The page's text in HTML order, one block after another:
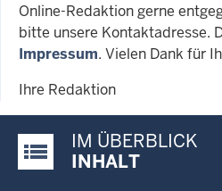
Online-Redaktion gerne
bitte unsere Kontaktadresse.
Impressum. Vielen Dank für
Ihre Redaktion
Justiz-Portal im
IM ÜBERBLICK
INHALT